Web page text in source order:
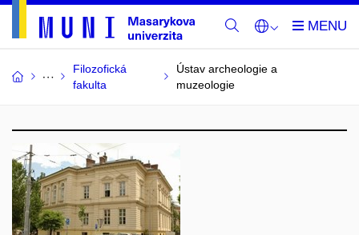
Filozofická
fakulta
Ústav archeologie a
muzeologie